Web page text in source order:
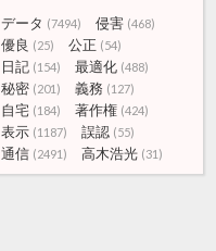
データ (7494) 侵害 (468)
優良 (25) 公正 (54)
日記 (154) 最適化 (488)
秘密 (201) 義務 (127)
自宅 (184) 著作権 (424)
表示 (1187) 誤認 (55)
通信 (2491) 高木浩光 (31)